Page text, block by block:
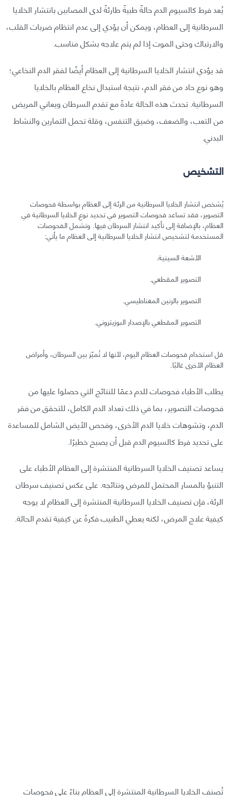
يُعد فرط كالسيوم الدم حالةً طبيةً طارئةً لدى المصابين بانتشار الخلايا
السرطانية إلى العظام، ويمكن أن يؤدي إلى عدم انتظام ضربات القلب،
والارتباك وحتى الموت إذا لم يتم علاجه بشكل مناسب.
قد يؤدي انتشار الخلايا السرطانية إلى العظام أيضًا لفقر الدم النخاعي؛
وهو نوع حاد من فقر الدم، نتيجة استبدال نخاع العظام بالخلايا
السرطانية. تحدث هذه الحالة عادةً مع تقدم السرطان ويعاني المريض
من التعب، والضعف، وضيق التنفس، وقلة تحمل التمارين والنشاط
البدني.
التشخيص
يُشخص انتشار الخلايا السرطانية من الرئة إلى العظام بواسطة فحوصات
التصوير، فقد تساعد فحوصات التصوير في تحديد نوع الخلايا السرطانية في
العظام، بالإضافة إلى تأكيد انتشار السرطان فيها. وتشمل الفحوصات
المستخدمة لتشخيص انتشار الخلايا السرطانية إلى العظام ما يأتي:
الأشعة السينية.
التصوير المقطعي.
التصوير بالرنين المغناطيسي.
التصوير المقطعي بالإصدار البوزيتروني.
قل استخدام فحوصات العظام اليوم، لأنها لا تُميّز بين السرطان، وأمراض
العظام الأخرى غالبًا.
يطلب الأطباء فحوصات للدم دعمًا للنتائج التي حصلوا عليها من
فحوصات التصوير، بما في ذلك تعداد الدم الكامل، للتحقق من فقر
الدم، وتشوهات خلايا الدم الأخرى، وفحص الأيض الشامل للمساعدة
على تحديد فرط كالسيوم الدم قبل أن يصبح خطيرًا.
يساعد تصنيف الخلايا السرطانية المنتشرة إلى العظام الأطباء على
التنبؤ بالمسار المحتمل للمرض ونتائجه. على عكس تصنيف سرطان
الرئة، فإن تصنيف الخلايا السرطانية المنتشرة إلى العظام لا يوجه
كيفية علاج المرض، لكنه يعطي الطبيب فكرةً عن كيفية تقدم الحالة.
تُصنف الخلايا السرطانية المنتشرة إلى العظام بناءً على فحوصات